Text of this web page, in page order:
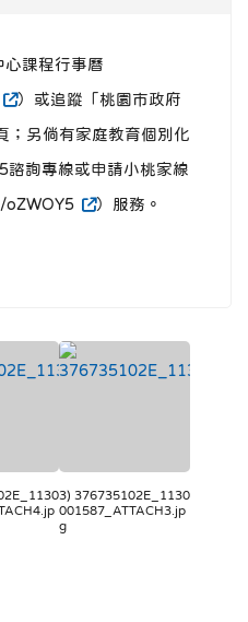
心課程行事曆
）或追蹤「桃園市政府
；另倘有家庭教育個別化
詢專線或申請小桃家線
oZWOY5 ）服務。
3) 376735102E_1130
001587_ATTACH3.jp
g